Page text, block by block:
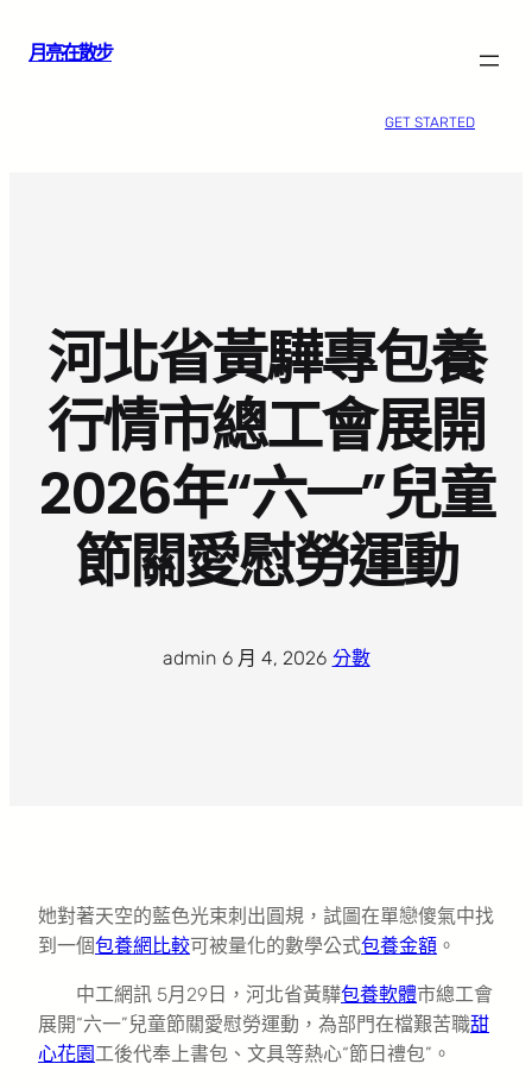
月亮在散步
GET STARTED
河北省黃驊專包養
行情市總工會展開
2026年“六一”兒童
節關愛慰勞運動
admin· 6 月 4, 2026· 分數
她對著天空的藍色光束刺出圓規，試圖在單戀傻氣中找
到一個包養網比較可被量化的數學公式包養金額 。
中工網訊 5月29日，河北省黃驊包養軟體市總工會
展開“六一”兒童節關愛慰勞運動，為部門在檔艱苦職甜
心花園工後代奉上書包、文具等熱心“節日禮包”。